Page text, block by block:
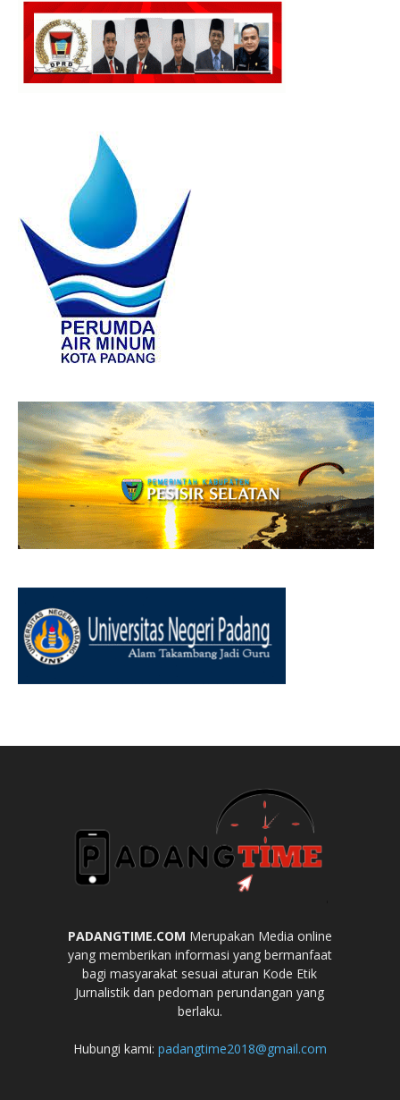
PADANGTIME.COM Merupakan Media online
yang memberikan informasi yang bermanfaat
bagi masyarakat sesuai aturan Kode Etik
Jurnalistik dan pedoman perundangan yang
berlaku.
Hubungi kami: padangtime2018@gmail.com